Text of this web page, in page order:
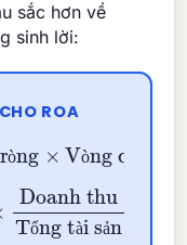
sắc hơn về
sinh lời:
ROA
ò ò
ròng×
ổ à ả
tài sản